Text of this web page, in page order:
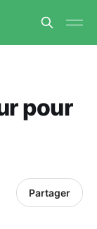
pour
Partager